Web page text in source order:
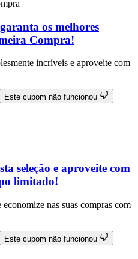
os melhores
Compra!
incríveis e aproveite com
Este cupom não funcionou
seleção e aproveite com
limitado!
nas suas compras com
Este cupom não funcionou